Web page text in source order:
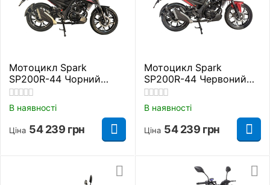
Мотоцикл Spark
SP200R-44 Чорний
Дорожній
В наявності
Ціна 54 239 грн
Мотоцикл Spark
SP200R-44 Червоний
Дорожній
В наявності
Ціна 54 239 грн